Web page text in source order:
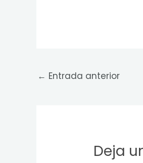
← Entrada anterior
Deja